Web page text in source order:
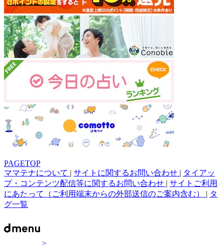
PAGETOP
ママテナについて | サイトに関するお問い合わせ | タイアッ
プ・コンテンツ配信等に関するお問い合わせ | サイトご利用
にあたって（ご利用端末からの外部送信のご案内含む） | タ
グ一覧
>